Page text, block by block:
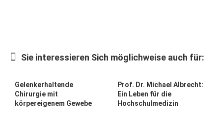
Zahn, Mund, Kiefer
Allgemein
Sehen
Sie interessieren Sich möglichweise auch für:
Gelenkerhaltende
Chirurgie mit
körpereigenem Gewebe
Prof. Dr. Michael Albrecht:
Ein Leben für die
Hochschulmedizin